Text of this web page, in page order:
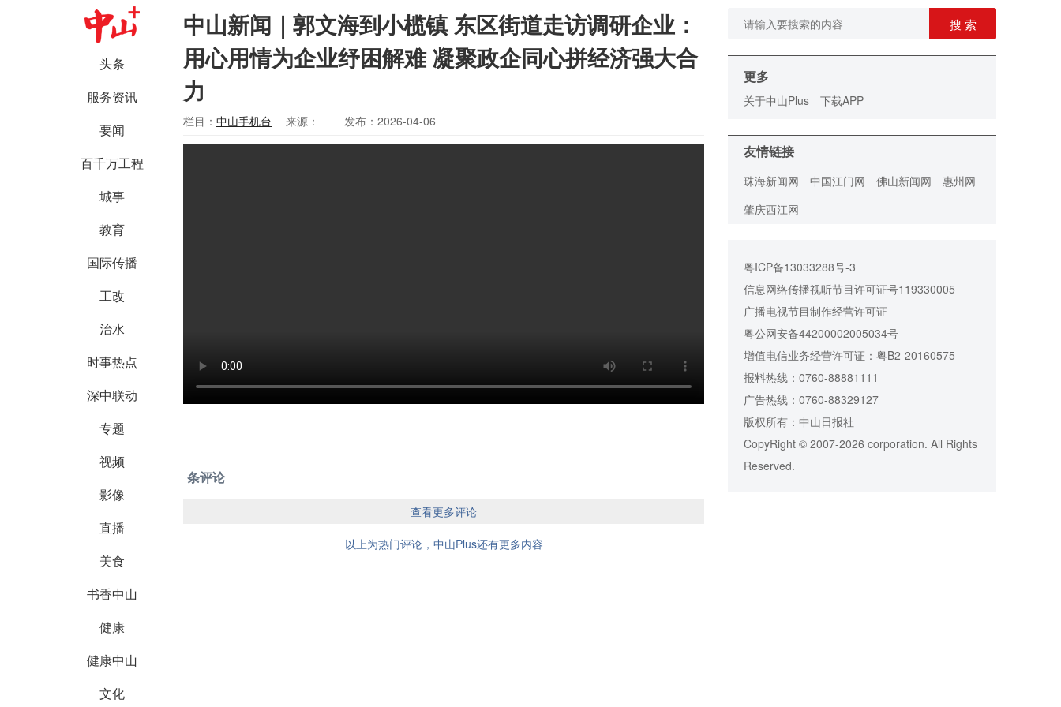
头条
服务资讯
要闻
百千万工程
城事
教育
国际传播
工改
治水
时事热点
深中联动
专题
视频
影像
直播
美食
书香中山
健康
健康中山
文化
中山新闻｜郭文海到小榄镇 东区街道走访调研企业：
用心用情为企业纾困解难 凝聚政企同心拼经济强大合
力
栏目： 中山手机台 来源： 发布：2026-04-06
条评论
查看更多评论
以上为热门评论，中山Plus还有更多内容
搜 索
更多
关于中山Plus 下载APP
友情链接
珠海新闻网 中国江门网 佛山新闻网
惠州网
肇庆西江网
粤ICP备13033288号-3
信息网络传播视听节目许可证号119330005
广播电视节目制作经营许可证
粤公网安备44200002005034号
增值电信业务经营许可证：粤B2-20160575
报料热线：0760-88881111
广告热线：0760-88329127
版权所有：中山日报社
CopyRight © 2007-2026 corporation. All Rights
Reserved.